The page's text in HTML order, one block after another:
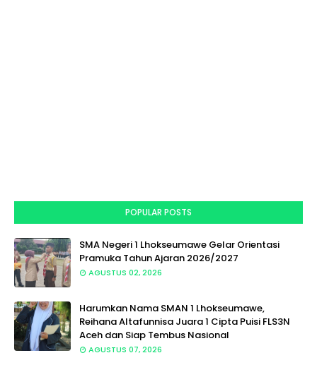
POPULAR POSTS
SMA Negeri 1 Lhokseumawe Gelar Orientasi
Pramuka Tahun Ajaran 2026/2027
AGUSTUS 02, 2026
Harumkan Nama SMAN 1 Lhokseumawe,
Reihana Altafunnisa Juara 1 Cipta Puisi FLS3N
Aceh dan Siap Tembus Nasional
AGUSTUS 07, 2026